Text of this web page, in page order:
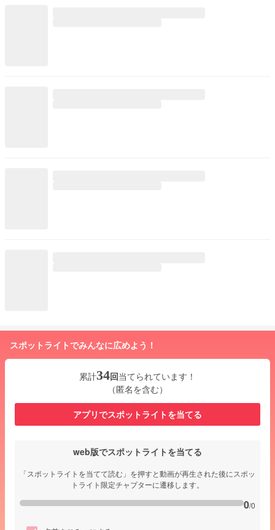
スポットライトでみんなに広めよう！
累計34回当てられています！
（匿名を含む）
アプリでスポットライトを当てる
web版でスポットライトを当てる
「スポットライトを当てて読む」を押すと動画が再生された後にスポッ
トライト限定チャプターに遷移します。
0/0